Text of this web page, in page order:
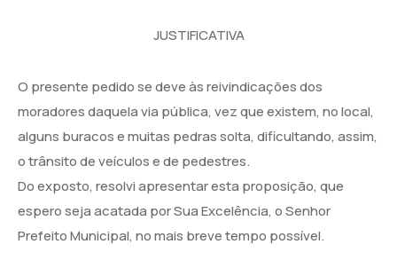
JUSTIFICATIVA
O presente pedido se deve às reivindicações dos
moradores daquela via pública, vez que existem, no local,
alguns buracos e muitas pedras solta, dificultando, assim,
o trânsito de veículos e de pedestres.
Do exposto, resolvi apresentar esta proposição, que
espero seja acatada por Sua Excelência, o Senhor
Prefeito Municipal, no mais breve tempo possível.